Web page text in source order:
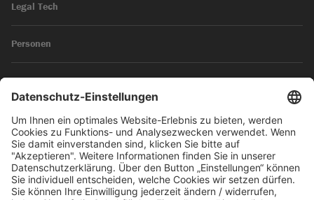
Legal Tech
Personen
News